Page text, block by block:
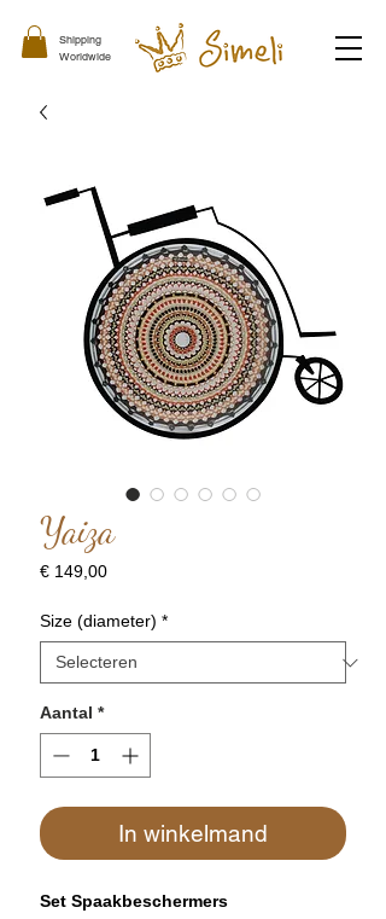
Shipping
Worldwide
Yaiza
€ 149,00Prijs
Size (diameter) *
Aantal *
In winkelmand
Set Spaakbeschermers